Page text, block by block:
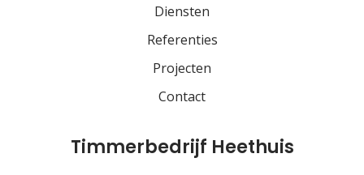
Diensten
Referenties
Projecten
Contact
Timmerbedrijf Heethuis